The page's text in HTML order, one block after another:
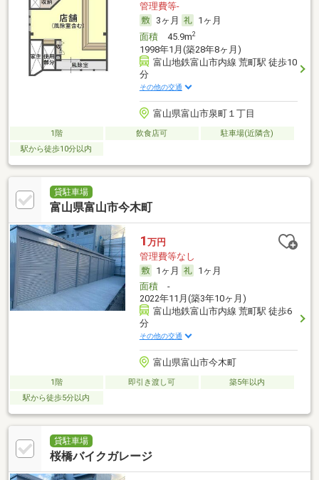
管理費等-
3ヶ月
1ヶ月
面積45.9m2
1998年1月(築28年8ヶ月)
富山地鉄富山市内線 荒町駅 徒歩10
分
その他の交通
富山県富山市泉町１丁目
1階 飲食店可
駐車場(近隣含)
駅から徒歩10分以内
貸駐車場
富山県富山市今木町
1 万円
管理費等なし
1ヶ月
1ヶ月
面積-
2022年11月(築3年10ヶ月)
富山地鉄富山市内線 荒町駅 徒歩6
分
その他の交通
富山県富山市今木町
1階 即引き渡し可
築5年以内
駅から徒歩5分以内
貸駐車場
桜橋バイクガレージ